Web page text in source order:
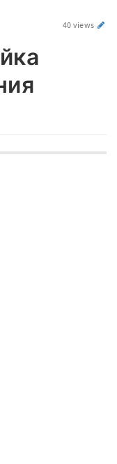
40 views